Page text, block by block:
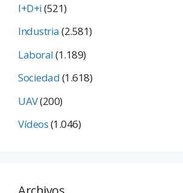
I+D+i(521)
Industria(2.581)
Laboral(1.189)
Sociedad(1.618)
UAV(200)
Vídeos(1.046)